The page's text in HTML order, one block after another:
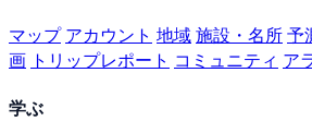
マップ アカウント 地域施設・名所予
画 トリップレポート コミュニティ ア
学ぶ